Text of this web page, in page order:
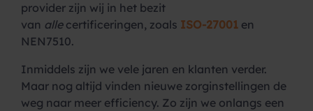
provider zijn wij in het bezit
van allecertificeringen, zoals ISO-27001 en
NEN7510.
Inmiddels zijn we vele jaren en klanten verder.
Maar nog altijd vinden nieuwe zorginstellingen de
weg naar meer efficiency. Zo zijn we onlangs een